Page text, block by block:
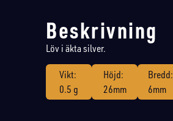
Beskrivning
Löv i äkta silver.
Vikt:
0.5 g
Höjd:
26mm
Bredd:
6mm